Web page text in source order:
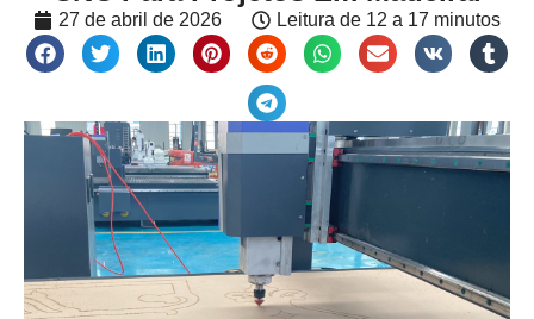
27 de abril de 2026 Leitura de 12 a 17 minutos